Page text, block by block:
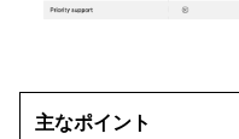
主なポイント